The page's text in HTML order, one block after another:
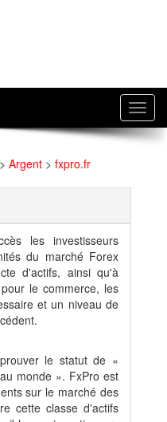
> Argent > fxpro.fr
les investisseurs
du marché Forex
d'actifs, ainsi qu'à
le commerce, les
et un niveau de
le statut de «
monde ». FxPro est
sur le marché des
cette classe d'actifs